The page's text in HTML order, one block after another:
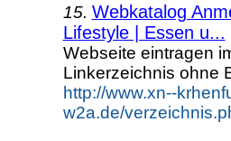
15. Webkatalog
Lifestyle | Essen u...
Webseite eintragen
Linkerzeichnis ohne
http://www.xn--
w2a.de/